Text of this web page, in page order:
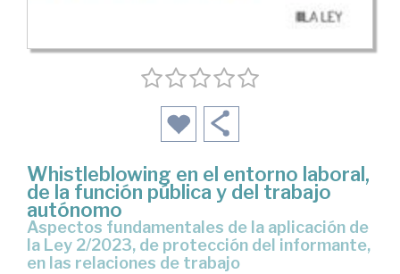
Whistleblowing en el entorno laboral,
de la función pública y del trabajo
autónomo
aspectos fundamentales de la aplicación de
la Ley 2/2023, de protección del informante,
en las relaciones de trabajo